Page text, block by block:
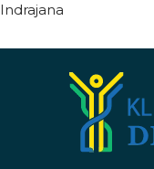
Indrajana